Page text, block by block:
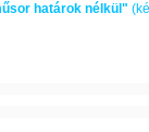
határok nélkül"